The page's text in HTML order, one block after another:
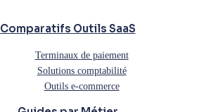
Comparatifs Outils SaaS
Terminaux de paiement
Solutions comptabilité
Outils e-commerce